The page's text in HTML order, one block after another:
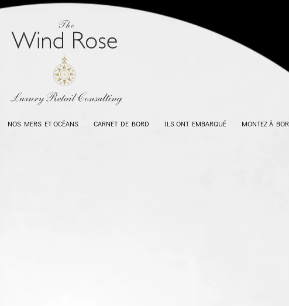
NOS MERS ET OCÉANS CARNET DE BORD ILS ONT EMBARQUÉ MONTEZ À